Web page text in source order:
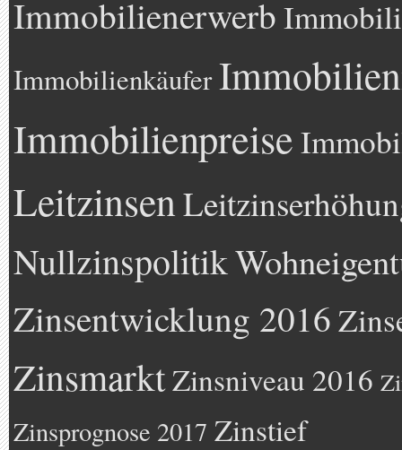
Immobilienerwerb
Immobilienkäufer
Immobilienpreise
Leitzinsen
Nullzinspolitik
Zinsentwicklung 2016
ZinsmarktZinsniveau 2016
Zinsprognose 2017 Zinstief